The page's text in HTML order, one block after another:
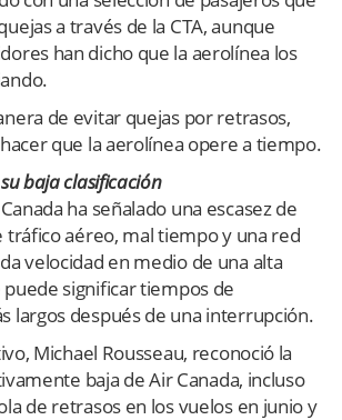
a través de la CTA, aunque
han dicho que la aerolínea los
de evitar quejas por retrasos,
que la aerolínea opere a tiempo.
baja clasificación
ha señalado una escasez de
tráfico aéreo, mal tiempo y una red
velocidad en medio de una alta
significar tiempos de
largos después de una interrupción.
Michael Rousseau, reconoció la
baja de Air Canada, incluso
de retrasos en los vuelos en junio y